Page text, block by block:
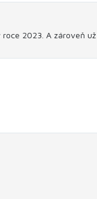
2023. A zároveň už